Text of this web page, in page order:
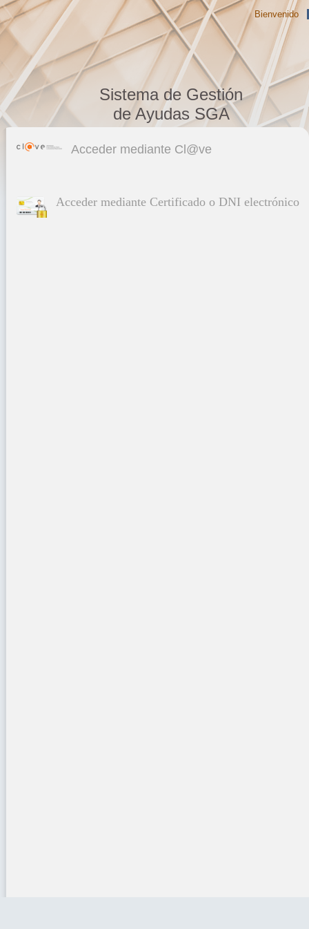
Bienvenido
Sistema de Gestión
de Ayudas SGA
Acceder mediante Cl@ve
Acceder mediante Certificado o DNI electrónico